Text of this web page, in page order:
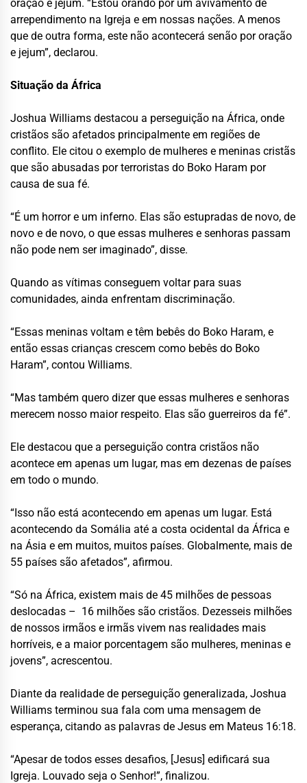
oração e jejum. “Estou orando por um avivamento de
arrependimento na Igreja e em nossas nações. A menos
que de outra forma, este não acontecerá senão por oração
e jejum”, declarou.
Situação da África
Joshua Williams destacou a perseguição na África, onde
cristãos são afetados principalmente em regiões de
conflito. Ele citou o exemplo de mulheres e meninas cristãs
que são abusadas por terroristas do Boko Haram por
causa de sua fé.
“É um horror e um inferno. Elas são estupradas de novo, de
novo e de novo, o que essas mulheres e senhoras passam
não pode nem ser imaginado”, disse.
Quando as vítimas conseguem voltar para suas
comunidades, ainda enfrentam discriminação.
“Essas meninas voltam e têm bebês do Boko Haram, e
então essas crianças crescem como bebês do Boko
Haram”, contou Williams.
“Mas também quero dizer que essas mulheres e senhoras
merecem nosso maior respeito. Elas são guerreiros da fé”.
Ele destacou que a perseguição contra cristãos não
acontece em apenas um lugar, mas em dezenas de países
em todo o mundo.
“Isso não está acontecendo em apenas um lugar. Está
acontecendo da Somália até a costa ocidental da África e
na Ásia e em muitos, muitos países. Globalmente, mais de
55 países são afetados”, afirmou.
“Só na África, existem mais de 45 milhões de pessoas
deslocadas – 16 milhões são cristãos. Dezesseis milhões
de nossos irmãos e irmãs vivem nas realidades mais
horríveis, e a maior porcentagem são mulheres, meninas e
jovens”, acrescentou.
Diante da realidade de perseguição generalizada, Joshua
Williams terminou sua fala com uma mensagem de
esperança, citando as palavras de Jesus em Mateus 16:18.
“Apesar de todos esses desafios, [Jesus] edificará sua
Igreja. Louvado seja o Senhor!”, finalizou.